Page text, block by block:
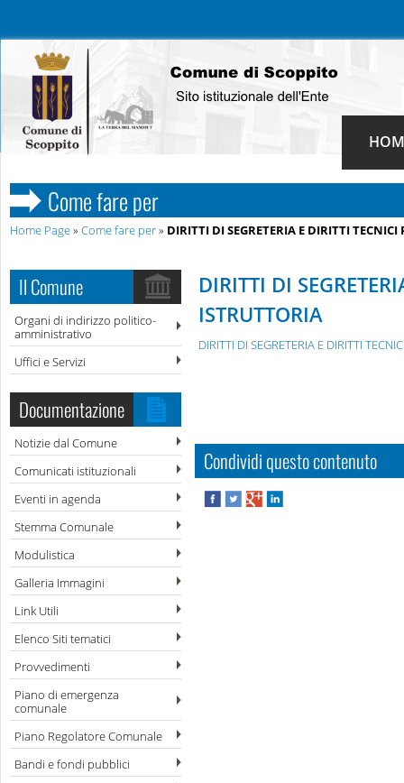
Come fare per
Home Page» Come fare per» DIRITTI DI SEGRETERIA E DIRITTI TECNICI
Il Comune
Organi di indirizzo politico-
amministrativo
Uffici e Servizi
Documentazione
Notizie dal Comune
Comunicati istituzionali
Eventi in agenda
Stemma Comunale
Modulistica
Galleria Immagini
Link Utili
Elenco Siti tematici
Provvedimenti
Piano di emergenza
comunale
Piano Regolatore Comunale
Bandi e fondi pubblici
DIRITTI DI
ISTRUTTORIA
DIRITTI DI SEGRETERIA E DIRITTI
Condividi questo contenuto